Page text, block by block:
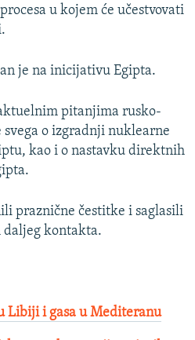
u kojem će učestvovati
je na inicijativu Egipta.
pitanjima rusko-
o izgradnji nuklearne
kao i o nastavku direktnih
praznične čestitke i saglasili
daljeg kontakta.
Libiji i gasa u Mediteranu